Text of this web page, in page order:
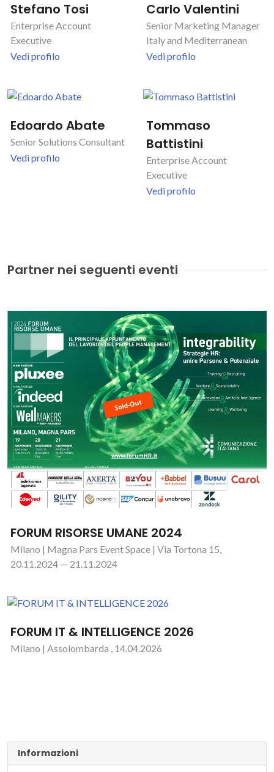
Stefano Tosi
Enterprise Account
Executive
Vedi profilo
Carlo Valentini
Senior Marketing Manager
Italy and Mediterranean
Vedi profilo
Edoardo Abate
Senior Solutions Consultant
Vedi profilo
Tommaso
Battistini
Enterprise Account
Executive
Vedi profilo
Partner nei seguenti eventi
FORUM RISORSE UMANE 2024
Milano | Magna Pars Event Space | Via Tortona 15,
20.11.2024 — 21.11.2024
FORUM IT & INTELLIGENCE 2026
Milano | Assolombarda , 14.04.2026
Informazioni